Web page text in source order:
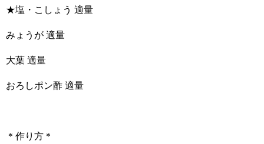
★塩・こしょう 適量
みょうが 適量
大葉 適量
おろしポン酢 適量
＊作り方＊